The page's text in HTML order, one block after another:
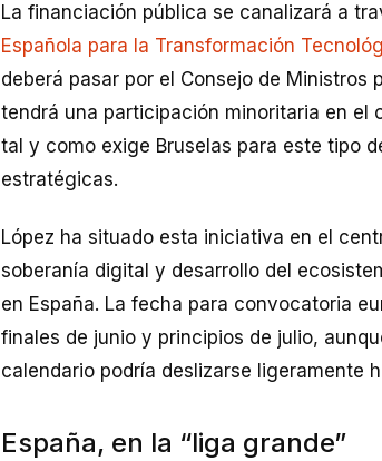
La financiación pública se canalizará a
Española para la Transformación
deberá pasar por el Consejo de Ministros
tendrá una participación minoritaria en el
tal y como exige Bruselas para este tipo
estratégicas.
López ha situado esta iniciativa en el
soberanía digital y desarrollo del
en España. La fecha para convocatoria
finales de junio y principios de julio,
calendario podría deslizarse ligeramente
España, en la “liga grande”